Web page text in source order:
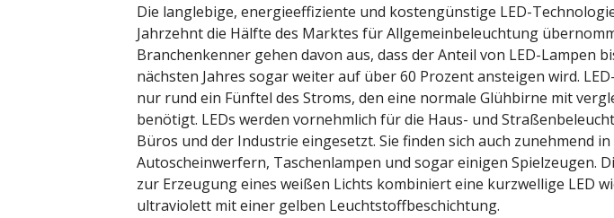
Die langlebige, energieeffiziente und kostengünstige LED-
Jahrzehnt die Hälfte des Marktes für Allgemeinbeleuchtung
Branchenkenner gehen davon aus, dass der Anteil von LED-Lampen
nächsten Jahres sogar weiter auf über 60 Prozent ansteigen wird.
nur rund ein Fünftel des Stroms, den eine normale Glühbirne mit
benötigt. LEDs werden vornehmlich für die Haus- und
Büros und der Industrie eingesetzt. Sie finden sich auch zunehmend in
Autoscheinwerfern, Taschenlampen und sogar einigen Spielzeugen.
zur Erzeugung eines weißen Lichts kombiniert eine kurzwellige LED
ultraviolett mit einer gelben Leuchtstoffbeschichtung.